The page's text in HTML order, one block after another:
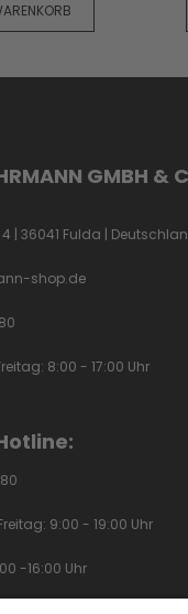
GMBH &
| 36041 Fulda |
shop.de
8:00 - 17:00 Uhr
9:00 - 19:00 Uhr
-16:00 Uhr